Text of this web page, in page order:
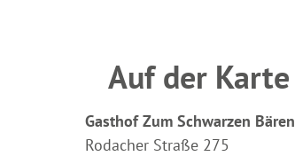
Auf der Karte
Gasthof Zum Schwarzen Bären
Rodacher Straße 275